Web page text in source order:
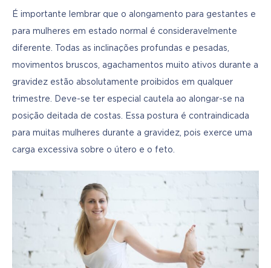
É importante lembrar que o alongamento para gestantes e
para mulheres em estado normal é consideravelmente
diferente. Todas as inclinações profundas e pesadas,
movimentos bruscos, agachamentos muito ativos durante a
gravidez estão absolutamente proibidos em qualquer
trimestre. Deve-se ter especial cautela ao alongar-se na
posição deitada de costas. Essa postura é contraindicada
para muitas mulheres durante a gravidez, pois exerce uma
carga excessiva sobre o útero e o feto.